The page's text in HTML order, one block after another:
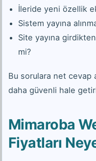
İleride yeni özellik
Sistem yayına
Site yayına
mi?
Bu sorulara net cevap
daha güvenli hale
Mimaroba
Fiyatları